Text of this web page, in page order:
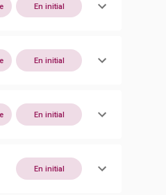
En initial
En initial
En initial
En initial